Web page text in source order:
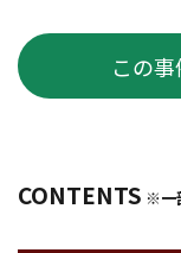
この
CONTENTS ※一